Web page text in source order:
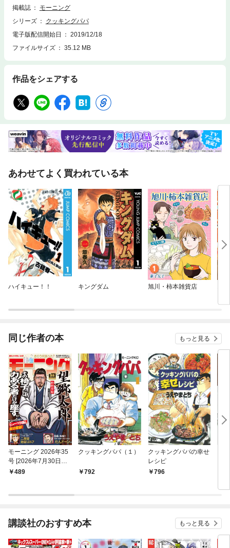
掲載誌
モーニング
シリーズ
クッキングパパ
電子版配信開始日
2019/12/18
ファイルサイズ
35.12 MB
作品をシェアする
あわせてよく買われている本
ハイキュー！！ キングダム 旭川・柿本雑貨店
同じ作者の本 もっと見る
モーニング 2026年35
号 [2026年7月30日発
売]489
クッキングパパ（１）
792
クッキングパパの幸せ
レシピ
796
講談社のおすすめ本 もっと見る